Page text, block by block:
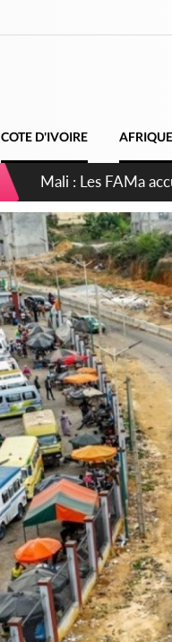
COTE D'IVOIRE AFRIQUE
Côte d'Ivoire :